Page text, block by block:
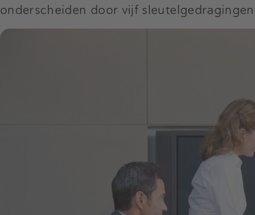
onderscheiden door vijf